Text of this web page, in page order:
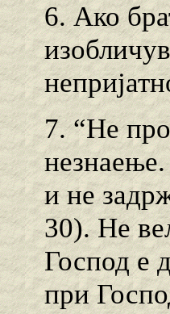
6. Ако
7. “Не
и не
30). Не
Господ е
при